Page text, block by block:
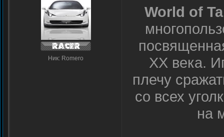
Ник: Romero
World of
XX века.
плечу
со всех
на